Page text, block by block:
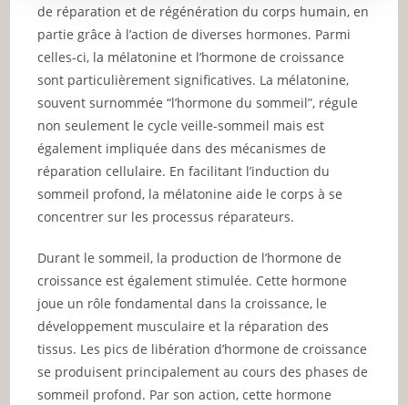
de réparation et de régénération du corps humain, en
partie grâce à l’action de diverses hormones. Parmi
celles-ci, la mélatonine et l’hormone de croissance
sont particulièrement significatives. La mélatonine,
souvent surnommée “l’hormone du sommeil”, régule
non seulement le cycle veille-sommeil mais est
également impliquée dans des mécanismes de
réparation cellulaire. En facilitant l’induction du
sommeil profond, la mélatonine aide le corps à se
concentrer sur les processus réparateurs.
Durant le sommeil, la production de l’hormone de
croissance est également stimulée. Cette hormone
joue un rôle fondamental dans la croissance, le
développement musculaire et la réparation des
tissus. Les pics de libération d’hormone de croissance
se produisent principalement au cours des phases de
sommeil profond. Par son action, cette hormone